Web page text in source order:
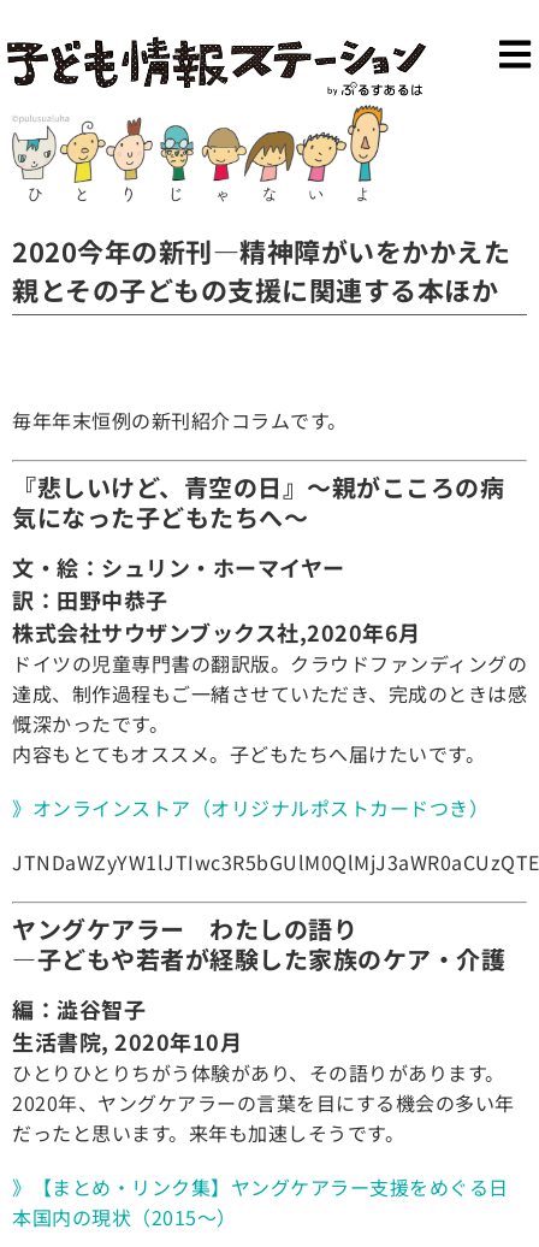
2020今年の新刊—精神障がいをかかえた
親とその子どもの支援に関連する本ほか
毎年年末恒例の新刊紹介コラムです。
『悲しいけど、青空の日』～親がこころの病
気になった子どもたちへ～
文・絵：シュリン・ホーマイヤー
訳：田野中恭子
株式会社サウザンブックス社,2020年6月
ドイツの児童専門書の翻訳版。クラウドファンディングの
達成、制作過程もご一緒させていただき、完成のときは感
慨深かったです。
内容もとてもオススメ。子どもたちへ届けたいです。
》オンラインストア（オリジナルポストカードつき）
ヤングケアラー わたしの語り
―子どもや若者が経験した家族のケア・介護
編：澁谷智子
生活書院, 2020年10月
ひとりひとりちがう体験があり、その語りがあります。
2020年、ヤングケアラーの言葉を目にする機会の多い年
だったと思います。来年も加速しそうです。
》【まとめ・リンク集】ヤングケアラー支援をめぐる日
本国内の現状（2015～）